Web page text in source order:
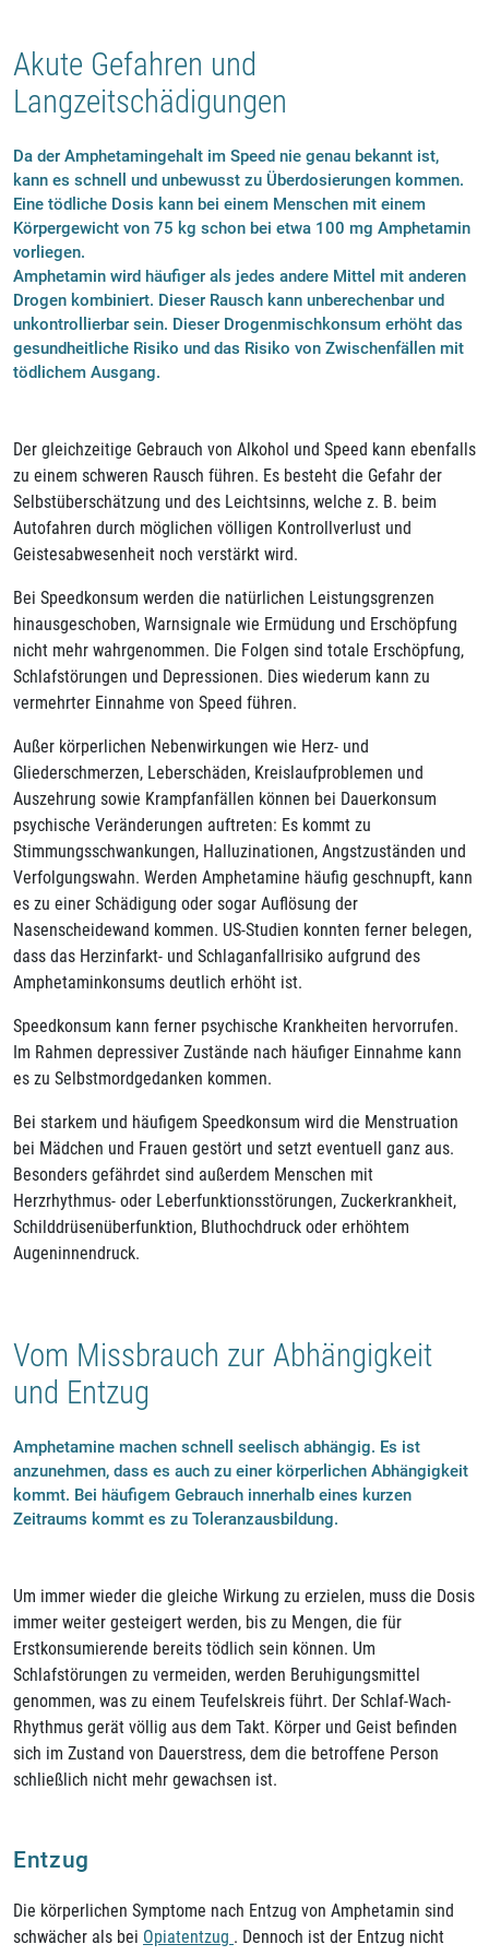
Akute Gefahren und
Langzeitschädigungen
Da der Amphetamingehalt im Speed nie genau bekannt ist,
kann es schnell und unbewusst zu Überdosierungen kommen.
Eine tödliche Dosis kann bei einem Menschen mit einem
Körpergewicht von 75 kg schon bei etwa 100 mg Amphetamin
vorliegen.
Amphetamin wird häufiger als jedes andere Mittel mit anderen
Drogen kombiniert. Dieser Rausch kann unberechenbar und
unkontrollierbar sein. Dieser Drogenmischkonsum erhöht das
gesundheitliche Risiko und das Risiko von Zwischenfällen mit
tödlichem Ausgang.
Der gleichzeitige Gebrauch von Alkohol und Speed kann ebenfalls
zu einem schweren Rausch führen. Es besteht die Gefahr der
Selbstüberschätzung und des Leichtsinns, welche z. B. beim
Autofahren durch möglichen völligen Kontrollverlust und
Geistesabwesenheit noch verstärkt wird.
Bei Speedkonsum werden die natürlichen Leistungsgrenzen
hinausgeschoben, Warnsignale wie Ermüdung und Erschöpfung
nicht mehr wahrgenommen. Die Folgen sind totale Erschöpfung,
Schlafstörungen und Depressionen. Dies wiederum kann zu
vermehrter Einnahme von Speed führen.
Außer körperlichen Nebenwirkungen wie Herz- und
Gliederschmerzen, Leberschäden, Kreislaufproblemen und
Auszehrung sowie Krampfanfällen können bei Dauerkonsum
psychische Veränderungen auftreten: Es kommt zu
Stimmungsschwankungen, Halluzinationen, Angstzuständen und
Verfolgungswahn. Werden Amphetamine häufig geschnupft, kann
es zu einer Schädigung oder sogar Auflösung der
Nasenscheidewand kommen. US-Studien konnten ferner belegen,
dass das Herzinfarkt- und Schlaganfallrisiko aufgrund des
Amphetaminkonsums deutlich erhöht ist.
Speedkonsum kann ferner psychische Krankheiten hervorrufen.
Im Rahmen depressiver Zustände nach häufiger Einnahme kann
es zu Selbstmordgedanken kommen.
Bei starkem und häufigem Speedkonsum wird die Menstruation
bei Mädchen und Frauen gestört und setzt eventuell ganz aus.
Besonders gefährdet sind außerdem Menschen mit
Herzrhythmus- oder Leberfunktionsstörungen, Zuckerkrankheit,
Schilddrüsenüberfunktion, Bluthochdruck oder erhöhtem
Augeninnendruck.
Vom Missbrauch zur Abhängigkeit
und Entzug
Amphetamine machen schnell seelisch abhängig. Es ist
anzunehmen, dass es auch zu einer körperlichen Abhängigkeit
kommt. Bei häufigem Gebrauch innerhalb eines kurzen
Zeitraums kommt es zu Toleranzausbildung.
Um immer wieder die gleiche Wirkung zu erzielen, muss die Dosis
immer weiter gesteigert werden, bis zu Mengen, die für
Erstkonsumierende bereits tödlich sein können. Um
Schlafstörungen zu vermeiden, werden Beruhigungsmittel
genommen, was zu einem Teufelskreis führt. Der Schlaf-Wach-
Rhythmus gerät völlig aus dem Takt. Körper und Geist befinden
sich im Zustand von Dauerstress, dem die betroffene Person
schließlich nicht mehr gewachsen ist.
Entzug
Die körperlichen Symptome nach Entzug von Amphetamin sind
schwächer als bei Opiatentzug . Dennoch ist der Entzug nicht